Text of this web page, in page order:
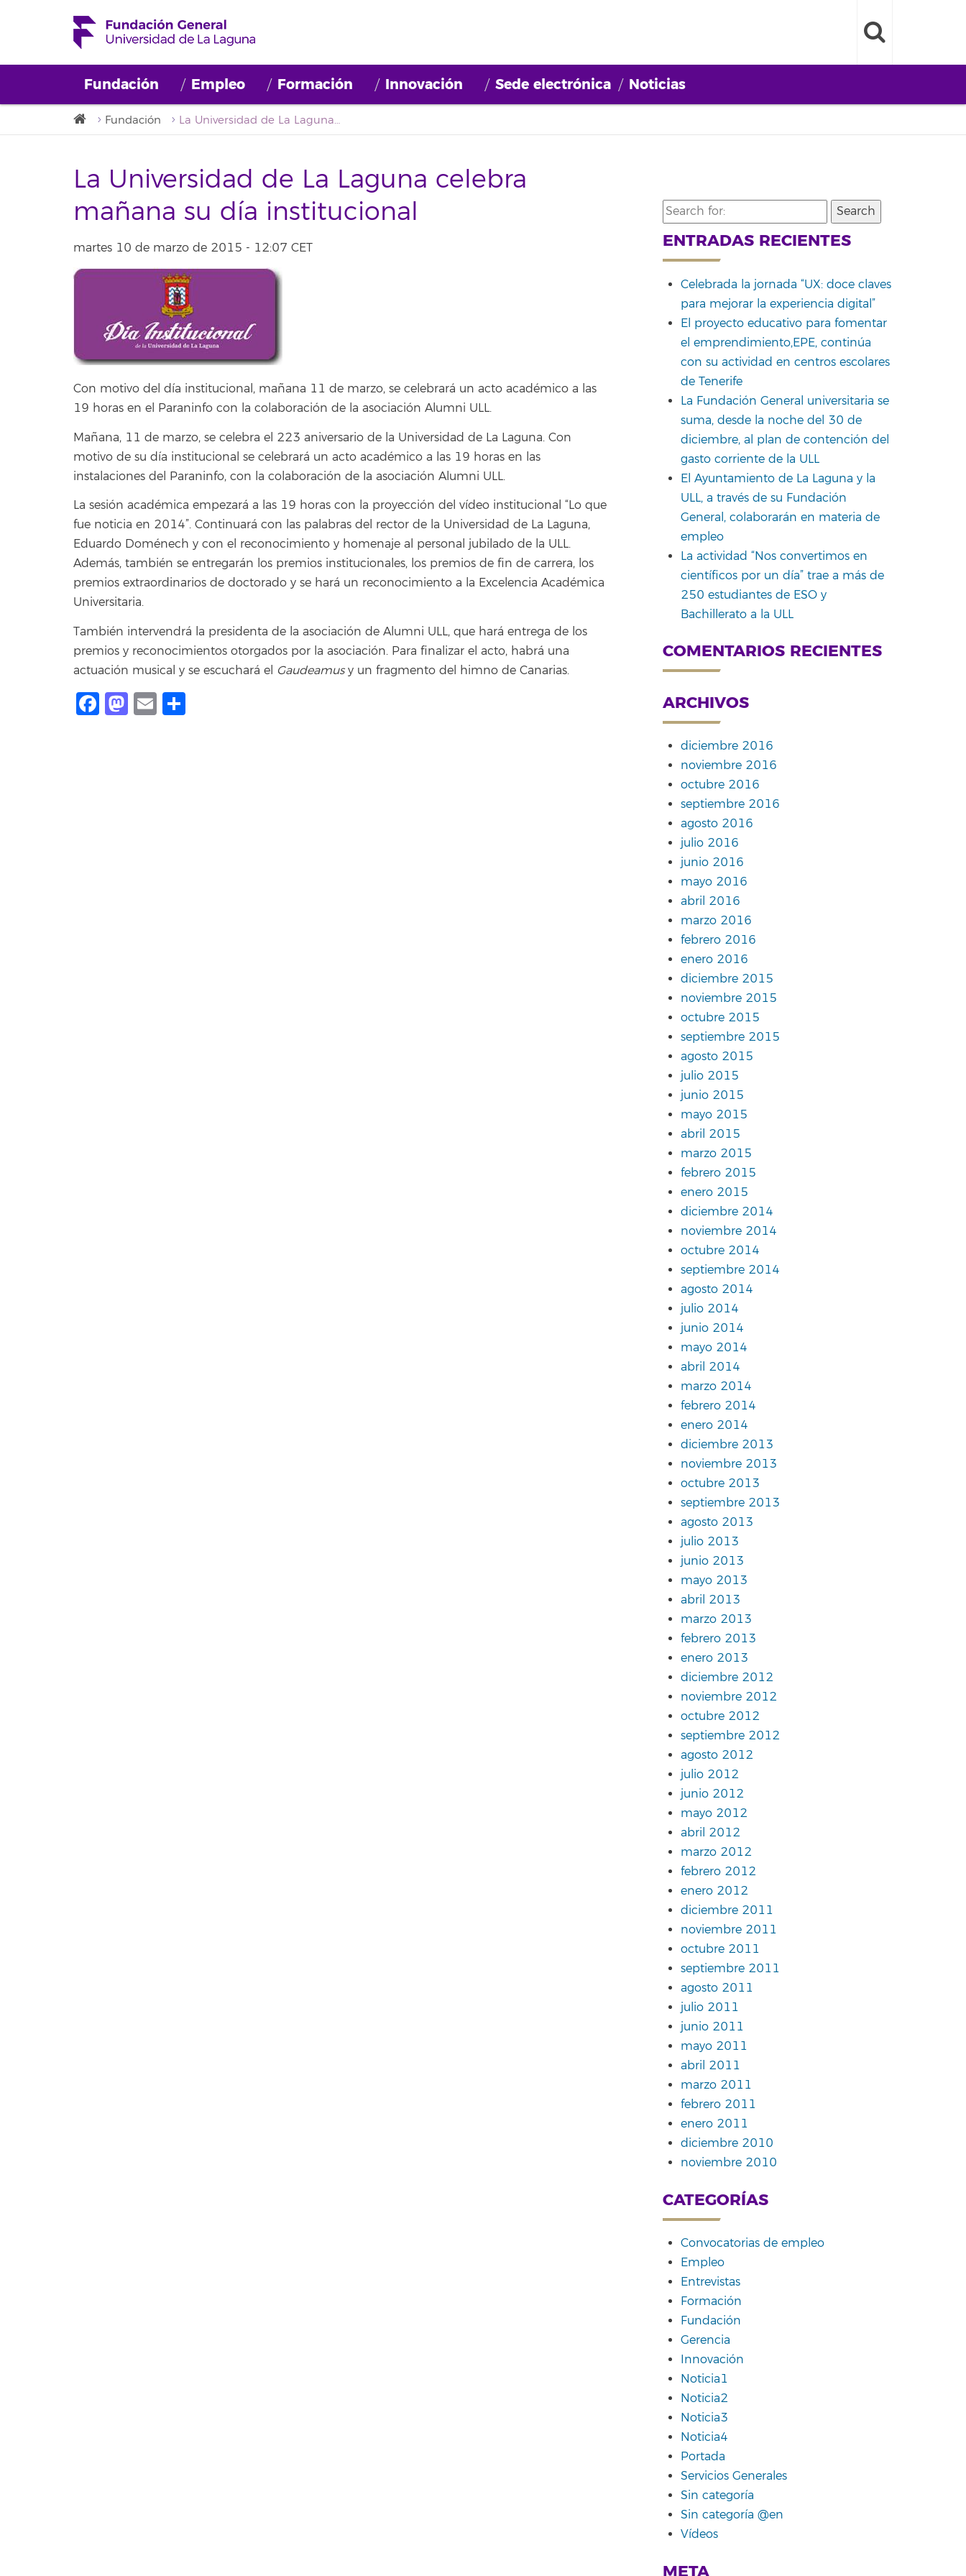
Fundación Empleo Formación Innovación Sede electrónica Noticias
Fundación La Universidad de La Laguna celebra mañana su día institucional
La Universidad de La Laguna celebra
mañana su día institucional
martes 10 de marzo de 2015 - 12:07 CET
Con motivo del día institucional, mañana 11 de marzo, se celebrará un acto académico a las
19 horas en el Paraninfo con la colaboración de la asociación Alumni ULL.
Mañana, 11 de marzo, se celebra el 223 aniversario de la Universidad de La Laguna. Con
motivo de su día institucional se celebrará un acto académico a las 19 horas en las
instalaciones del Paraninfo, con la colaboración de la asociación Alumni ULL.
La sesión académica empezará a las 19 horas con la proyección del vídeo institucional “Lo que
fue noticia en 2014”. Continuará con las palabras del rector de la Universidad de La Laguna,
Eduardo Doménech y con el reconocimiento y homenaje al personal jubilado de la ULL.
Además, también se entregarán los premios institucionales, los premios de fin de carrera, los
premios extraordinarios de doctorado y se hará un reconocimiento a la Excelencia Académica
Universitaria.
También intervendrá la presidenta de la asociación de Alumni ULL, que hará entrega de los
premios y reconocimientos otorgados por la asociación. Para finalizar el acto, habrá una
actuación musical y se escuchará el Gaudeamusy un fragmento del himno de Canarias.
Facebook
Mastodon
Email
Search
for:
ENTRADAS RECIENTES
Celebrada la jornada “UX: doce claves
para mejorar la experiencia digital”
El proyecto educativo para fomentar
el emprendimiento,EPE, continúa
con su actividad en centros escolares
de Tenerife
La Fundación General universitaria se
suma, desde la noche del 30 de
diciembre, al plan de contención del
gasto corriente de la ULL
El Ayuntamiento de La Laguna y la
ULL, a través de su Fundación
General, colaborarán en materia de
empleo
La actividad “Nos convertimos en
científicos por un día” trae a más de
250 estudiantes de ESO y
Bachillerato a la ULL
COMENTARIOS RECIENTES
ARCHIVOS
diciembre 2016
noviembre 2016
octubre 2016
septiembre 2016
agosto 2016
julio 2016
junio 2016
mayo 2016
abril 2016
marzo 2016
febrero 2016
enero 2016
diciembre 2015
noviembre 2015
octubre 2015
septiembre 2015
agosto 2015
julio 2015
junio 2015
mayo 2015
abril 2015
marzo 2015
febrero 2015
enero 2015
diciembre 2014
noviembre 2014
octubre 2014
septiembre 2014
agosto 2014
julio 2014
junio 2014
mayo 2014
abril 2014
marzo 2014
febrero 2014
enero 2014
diciembre 2013
noviembre 2013
octubre 2013
septiembre 2013
agosto 2013
julio 2013
junio 2013
mayo 2013
abril 2013
marzo 2013
febrero 2013
enero 2013
diciembre 2012
noviembre 2012
octubre 2012
septiembre 2012
agosto 2012
julio 2012
junio 2012
mayo 2012
abril 2012
marzo 2012
febrero 2012
enero 2012
diciembre 2011
noviembre 2011
octubre 2011
septiembre 2011
agosto 2011
julio 2011
junio 2011
mayo 2011
abril 2011
marzo 2011
febrero 2011
enero 2011
diciembre 2010
noviembre 2010
CATEGORÍAS
Convocatorias de empleo
Empleo
Entrevistas
Formación
Fundación
Gerencia
Innovación
Noticia1
Noticia2
Noticia3
Noticia4
Portada
Servicios Generales
Sin categoría
Sin categoría @en
Vídeos
META